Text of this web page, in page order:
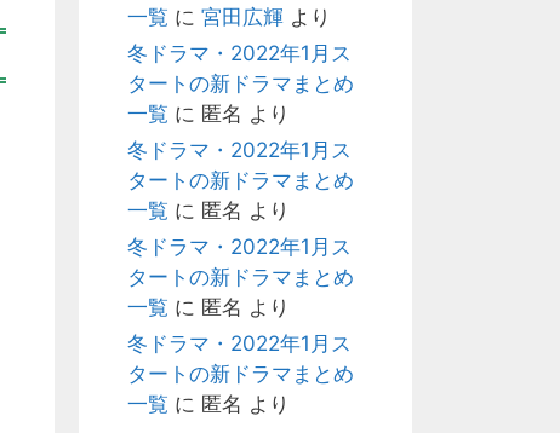
一覧 に 宮田広輝 より
冬ドラマ・2022年1月ス
タートの新ドラマまとめ
一覧 に 匿名 より
冬ドラマ・2022年1月ス
タートの新ドラマまとめ
一覧 に 匿名 より
冬ドラマ・2022年1月ス
タートの新ドラマまとめ
一覧 に 匿名 より
冬ドラマ・2022年1月ス
タートの新ドラマまとめ
一覧 に 匿名 より